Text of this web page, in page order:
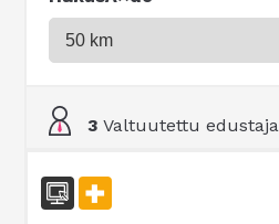
3 Valtuutettu edustaja